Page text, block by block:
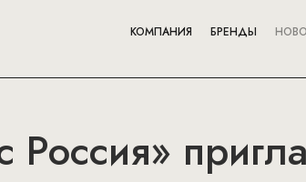
КОМПАНИЯ БРЕНДЫ